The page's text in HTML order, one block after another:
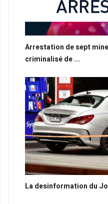
Arrestation de sept
criminalisé de ...
La desinformation du